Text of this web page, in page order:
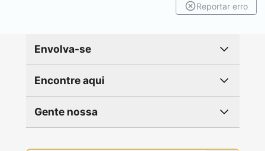
Reportar erro
Envolva-se
Encontre aqui
Gente nossa